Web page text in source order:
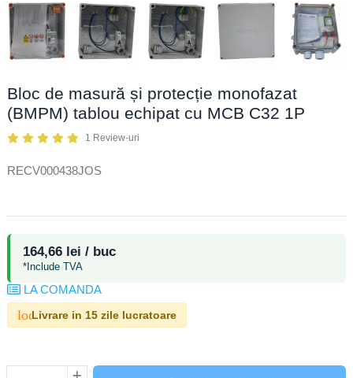
Bloc de masură și protecție monofazat
(BMPM) tablou echipat cu MCB C32 1P
1 Review-uri
RECV000438JOS
164,66 lei / buc
*Include TVA
LA COMANDA
local_shipping
Livrare in 15 zile lucratoare